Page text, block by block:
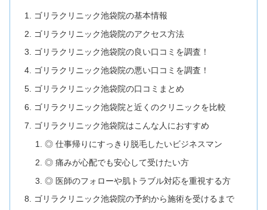
ゴリラクリニック池袋院の基本情報
ゴリラクリニック池袋院のアクセス方法
ゴリラクリニック池袋院の良い口コミを調査！
ゴリラクリニック池袋院の悪い口コミを調査！
ゴリラクリニック池袋院の口コミまとめ
ゴリラクリニック池袋院と近くのクリニックを比較
ゴリラクリニック池袋院はこんな人におすすめ
◎ 仕事帰りにすっきり脱毛したいビジネスマン
◎ 痛みが心配でも安心して受けたい方
◎ 医師のフォローや肌トラブル対応を重視する方
ゴリラクリニック池袋院の予約から施術を受けるまで